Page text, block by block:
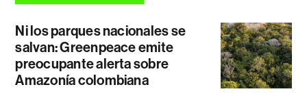
Ni los parques nacionales se
salvan: Greenpeace emite
preocupante alerta sobre
Amazonía colombiana